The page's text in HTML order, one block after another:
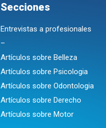
Secciones
Entrevistas a profesionales
–
Artículos sobre Belleza
Artículos sobre Psicologia
Artículos sobre Odontologia
Artículos sobre Derecho
Artículos sobre Motor